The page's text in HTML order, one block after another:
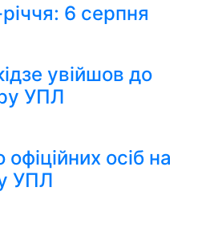
6 серпня
увійшов до
УПЛ
осіб на
УПЛ